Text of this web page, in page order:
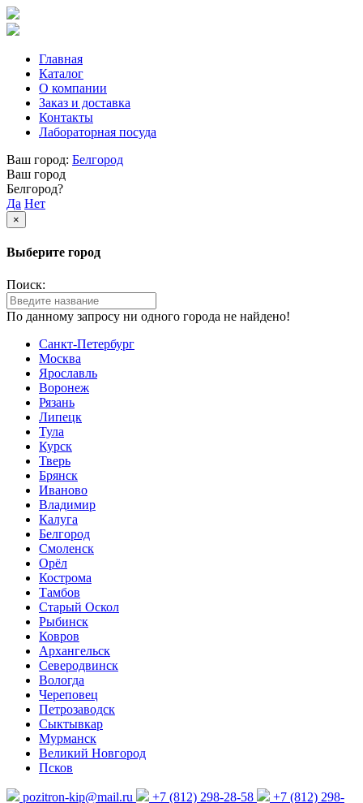
Главная
Каталог
О компании
Заказ и доставка
Контакты
Лабораторная посуда
Ваш город: Белгород
Ваш город
Белгород?
Да Нет
×
Выберите город
Поиск:
По данному запросу ни одного города не найдено!
Санкт-Петербург
Москва
Ярославль
Воронеж
Рязань
Липецк
Тула
Курск
Тверь
Брянск
Иваново
Владимир
Калуга
Белгород
Смоленск
Орёл
Кострома
Тамбов
Старый Оскол
Рыбинск
Ковров
Архангельск
Северодвинск
Вологда
Череповец
Петрозаводск
Сыктывкар
Мурманск
Великий Новгород
Псков
pozitron-kip@mail.ru +7 (812) 298-28-58
+7 (812) 298-